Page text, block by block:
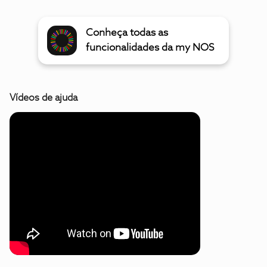
Conheça todas as
funcionalidades da my NOS
Vídeos de ajuda